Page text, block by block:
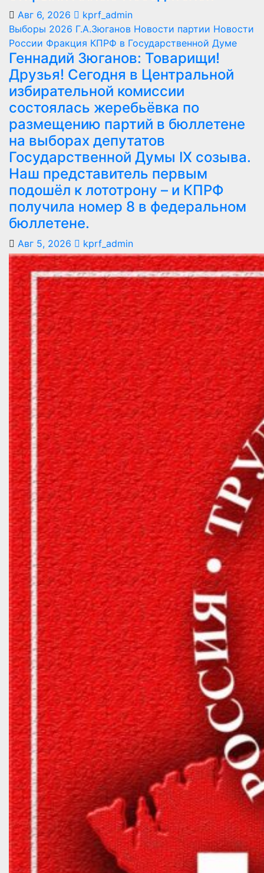
Авг 6, 2026
kprf_admin
Выборы 2026 Г.А.Зюганов Новости партии Новости
России Фракция КПРФ в Государственной Думе
Геннадий Зюганов: Товарищи!
Друзья! Сегодня в Центральной
избирательной комиссии
состоялась жеребьёвка по
размещению партий в бюллетене
на выборах депутатов
Государственной Думы IX созыва.
Наш представитель первым
подошёл к лототрону – и КПРФ
получила номер 8 в федеральном
бюллетене.
Авг 5, 2026 kprf_admin